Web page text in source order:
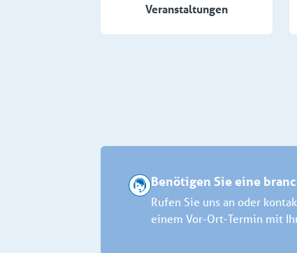
Veranstaltungen
Benötigen Sie eine
Rufen Sie uns an oder
einem Vor-Ort-Termin mit